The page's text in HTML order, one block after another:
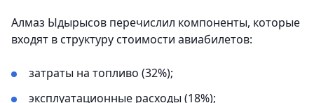
Алмаз Ыдырысов перечислил компоненты, которые
входят в структуру стоимости авиабилетов:
затраты на топливо (32%);
эксплуатационные расходы (18%);